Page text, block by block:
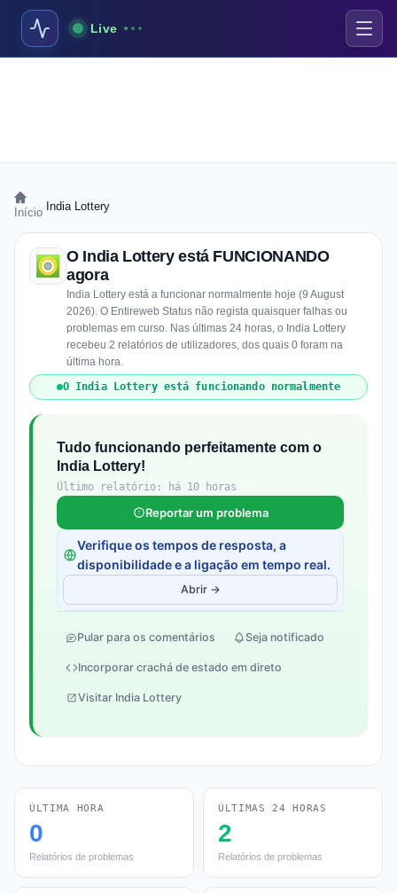
Live
Início India Lottery
O India Lottery está FUNCIONANDO
agora
India Lottery está a funcionar normalmente hoje (9 August
2026). O Entireweb Status não regista quaisquer falhas ou
problemas em curso. Nas últimas 24 horas, o India Lottery
recebeu 2 relatórios de utilizadores, dos quais 0 foram na
última hora.
O India Lottery está funcionando normalmente
Tudo funcionando perfeitamente com o
India Lottery!
Último relatório: há 10 horas
Reportar um problema
Verifique os tempos de resposta, a
disponibilidade e a ligação em tempo real.
Abrir →
Pular para os comentários Seja notificado
Incorporar crachá de estado em direto
Visitar India Lottery
ÚLTIMA HORA
0
Relatórios de problemas
ÚLTIMAS 24 HORAS
2
Relatórios de problemas